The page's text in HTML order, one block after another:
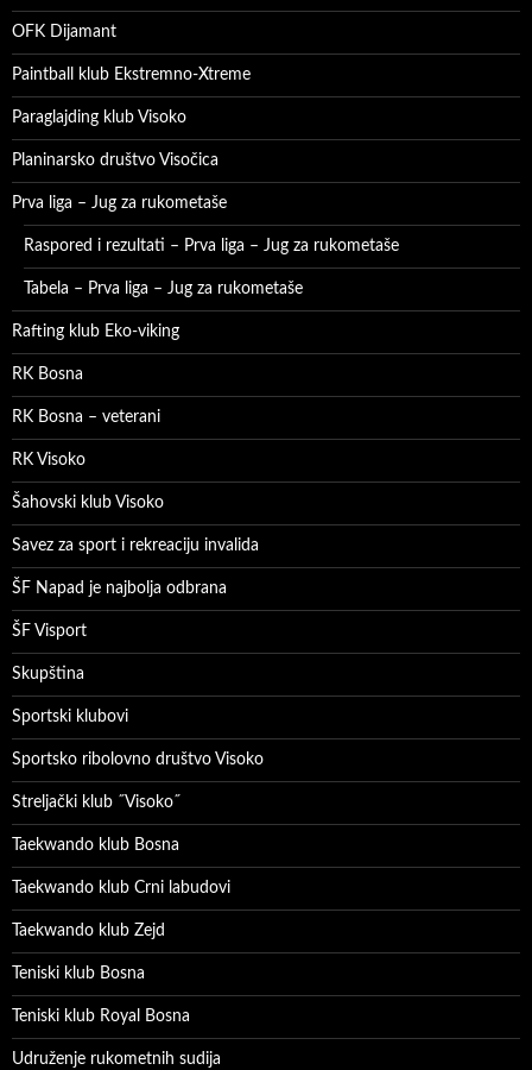
OFK Dijamant
Paintball klub Ekstremno-Xtreme
Paraglajding klub Visoko
Planinarsko društvo Visočica
Prva liga – Jug za rukometaše
Raspored i rezultati – Prva liga – Jug za rukometaše
Tabela – Prva liga – Jug za rukometaše
Rafting klub Eko-viking
RK Bosna
RK Bosna – veterani
RK Visoko
Šahovski klub Visoko
Savez za sport i rekreaciju invalida
ŠF Napad je najbolja odbrana
ŠF Visport
Skupština
Sportski klubovi
Sportsko ribolovno društvo Visoko
Streljački klub ˝Visoko˝
Taekwando klub Bosna
Taekwando klub Crni labudovi
Taekwando klub Zejd
Teniski klub Bosna
Teniski klub Royal Bosna
Udruženje rukometnih sudija